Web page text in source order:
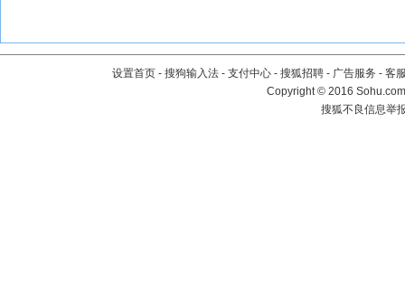
设置首页 - 搜狗输入法 - 支付中心 - 搜狐招聘 - 广告服务 - 客
Copyright©2016
搜狐不良信息举